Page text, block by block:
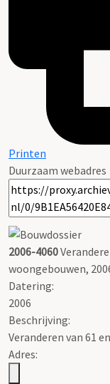
Printen
Duurzaam webadres
2006-4060
woongebouwen,
Datering:
2006
Beschrijving:
Veranderen van 61
Adres: